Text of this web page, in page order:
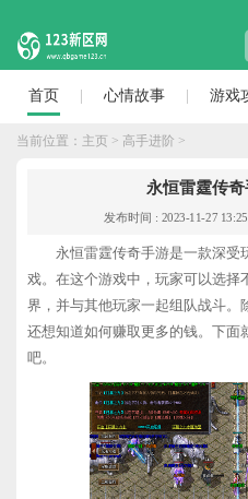
首页 心情故事 游戏
当前位置： 主页 > 高手进阶 >
永恒雷霆传
发布时间 : 2023-11-27 13:25
永恒雷霆传奇手游是一款深受
戏。在这个游戏中，玩家可以选择
界，并与其他玩家一起组队战斗。
还想知道如何赚取更多的钱。下面
吧。